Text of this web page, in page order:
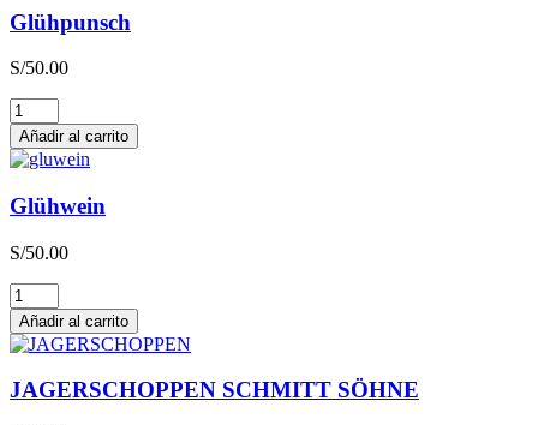
Glühpunsch
S/50.00
Glühpunsch
cantidad
Añadir al carrito
Glühwein
S/50.00
Glühwein
cantidad
Añadir al carrito
JAGERSCHOPPEN SCHMITT SÖHNE